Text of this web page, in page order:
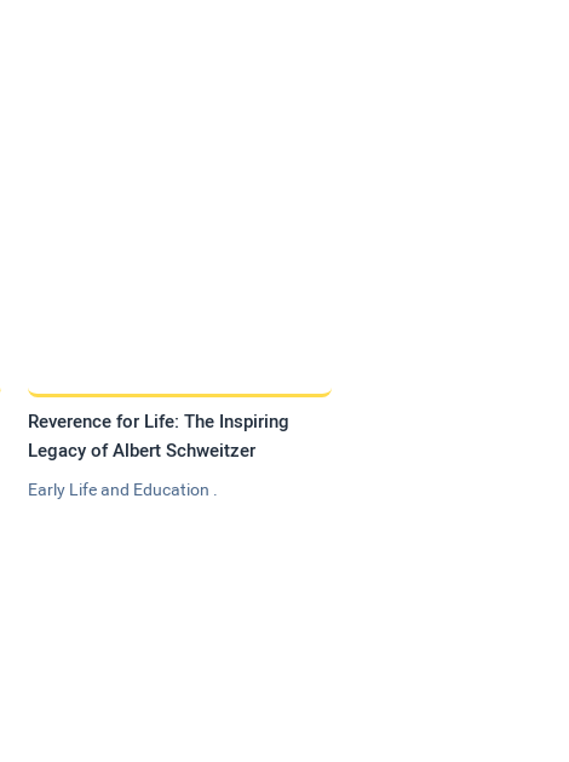
Reverence for Life: The Inspiring
Legacy of Albert Schweitzer
Early Life and Education .